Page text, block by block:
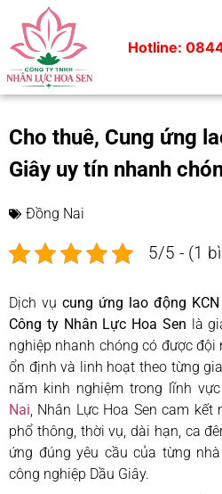
Hotline:
Cho thuê, Cung ứng
Giây uy tín nhanh
Đồng Nai
5/5 - (1
Dịch vụ cung ứng lao động
Công ty Nhân Lực Hoa Sen là
nghiệp nhanh chóng có được đội
ổn định và linh hoạt theo từng
năm kinh nghiệm trong lĩnh vực
Nai , Nhân Lực Hoa Sen cam
phổ thông, thời vụ, dài hạn, ca
ứng đúng yêu cầu của từng
công nghiệp Dầu Giây.